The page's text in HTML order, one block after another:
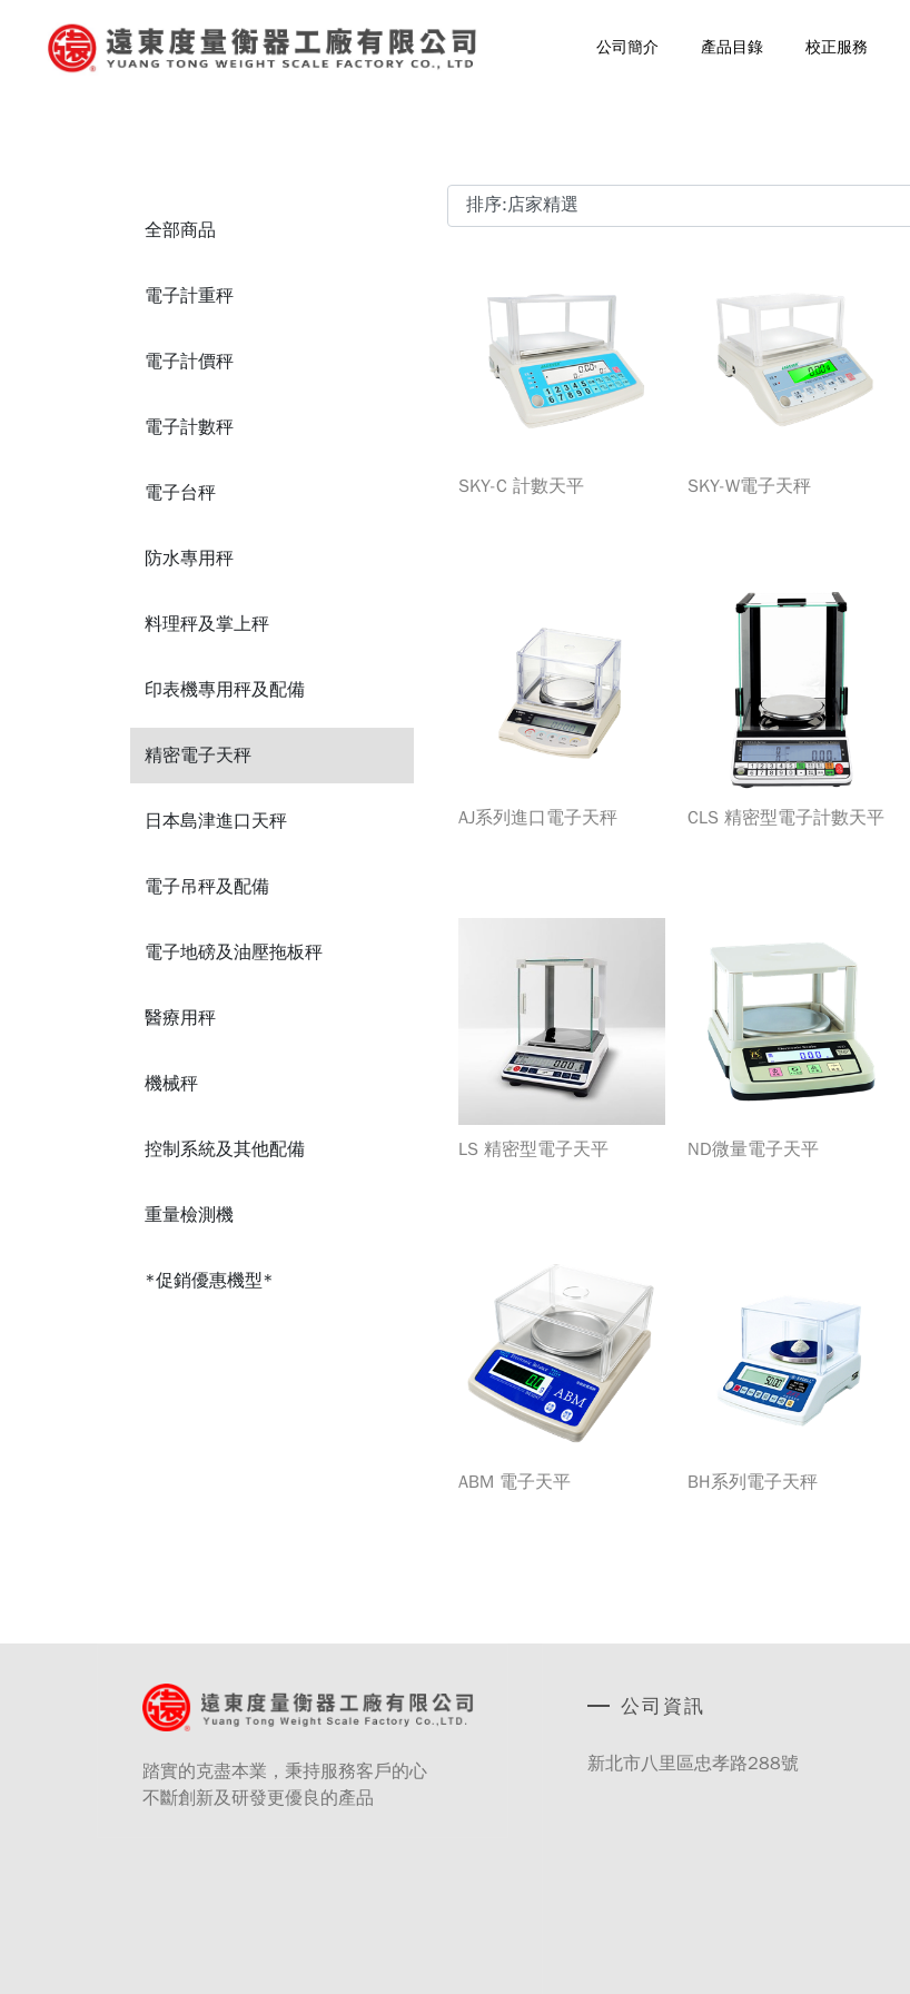
公司簡介 產品目錄 校正服務
全部商品
電子計重秤
電子計價秤
電子計數秤
電子台秤
防水專用秤
料理秤及掌上秤
印表機專用秤及配備
精密電子天秤
日本島津進口天秤
電子吊秤及配備
電子地磅及油壓拖板秤
醫療用秤
機械秤
控制系統及其他配備
重量檢測機
*促銷優惠機型*
SKY-C 計數天平 SKY-W電子天秤
AJ系列進口電子天秤 CLS 精密型電子計數天平
LS 精密型電子天平 ND微量電子天平
ABM 電子天平 BH系列電子天秤
踏實的克盡本業，秉持服務客戶的心
不斷創新及研發更優良的產品
公司資訊
新北市八里區忠孝路288號